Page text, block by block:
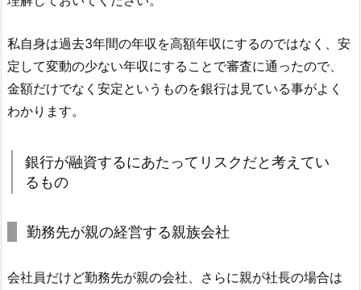
私自身は過去3年間の年収を高額年収にするのではなく、安
定して変動の少ない年収にすることで審査に通ったので、
金額だけでなく安定というものを銀行は見ている事がよく
わかります。
銀行が融資するにあたってリスクだと考えてい
るもの
勤務先が親の経営する親族会社
会社員だけど勤務先が親の会社、さらに親が社長の場合は